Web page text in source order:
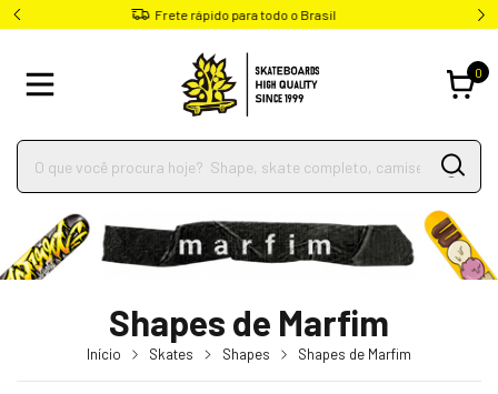
Parcele em até 4x sem juros
0
Shapes de Marfim
Início Skates Shapes Shapes de Marfim